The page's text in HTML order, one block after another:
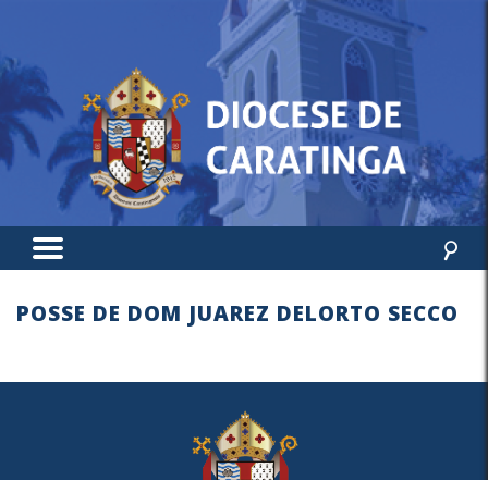
POSSE DE DOM JUAREZ DELORTO SECCO